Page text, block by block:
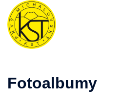
Preskočiť
obsah
Fotoalbumy